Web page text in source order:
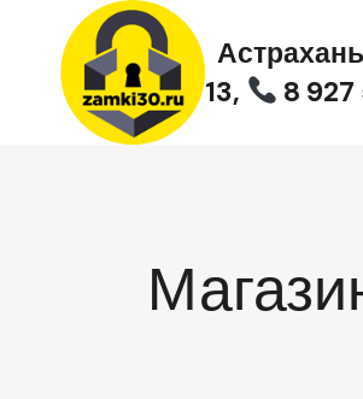
содержимому
13,
8 927